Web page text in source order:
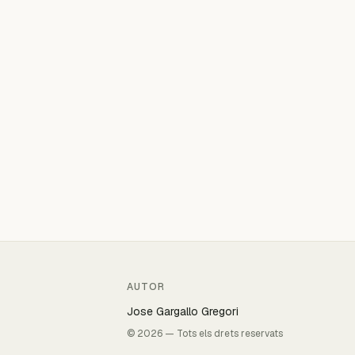
AUTOR
Jose Gargallo Gregori
© 2026 — Tots els drets reservats